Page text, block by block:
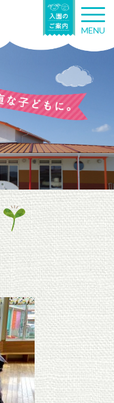
T
o
g
n
g
a
t
n
MENU